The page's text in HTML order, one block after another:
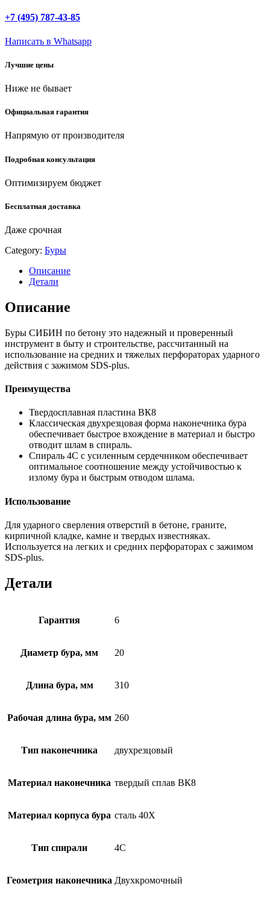
мм,
SDS-
бур
310-
quantity
+7 (495) 787-43-85
Написать в Whatsapp
Лучшие цены
Ниже не бывает
Официальная гарантия
Напрямую от производителя
Подробная консультация
Оптимизируем бюджет
Бесплатная доставка
Даже срочная
Category: Буры
Описание
Детали
Описание
Буры СИБИН по бетону это надежный и проверенный
инструмент в быту и строительстве, рассчитанный на
использование на средних и тяжелых перфораторах ударного
действия с зажимом SDS-plus.
Преимущества
Твердосплавная пластина ВК8
Классическая двухрезцовая форма наконечника бура
обеспечивает быстрое вхождение в материал и быстро
отводит шлам в спираль.
Спираль 4С с усиленным сердечником обеспечивает
оптимальное соотношение между устойчивостью к
излому бура и быстрым отводом шлама.
Использование
Для ударного сверления отверстий в бетоне, граните,
кирпичной кладке, камне и твердых известняках.
Используется на легких и средних перфораторах с зажимом
SDS-plus.
Детали
Гарантия 6
Диаметр бура, мм 20
Длина бура, мм 310
Рабочая длина бура, мм 260
Тип наконечника двухрезцовый
Материал наконечника твердый сплав ВК8
Материал корпуса бура сталь 40Х
Тип спирали 4С
Геометрия наконечника Двухкромочный